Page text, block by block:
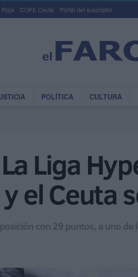
Roja COPE Ceuta Portal del suscriptor
POLÍTICA CULTURA
Liga
el Ceuta
con 29 puntos, a uno de